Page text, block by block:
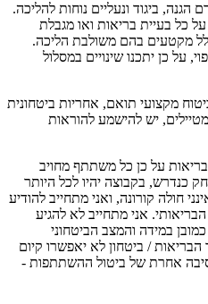
קרם הגנה, ביגוד ונעליים נוחות להליכה.
על כל בעיית בריאות ואו מגבלת
מקטעים בהם משולבת הליכה.
על כן יתכנו שינויים במסלול
מקצועי תואם, אחריות ביטחונית
יש להישמע להוראות
על כן כל משתתף מחויב
כנדרש, בקבוצה יהיו לכל היותר
חולה קורונה, ואני מתחייב להודיע
אני מתחייב לא להגיע
במידה והמצב הביטחוני
/ ביטחון לא יאפשרו קיום
סיבה אחרת של ביטול ההשתתפות -